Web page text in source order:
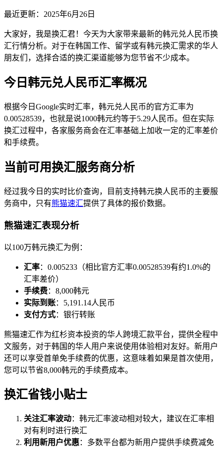
最近更新： 2025年6月26日
大家好，我是换汇君！今天为大家带来最新的韩元兑人民币换
汇行情分析。对于在韩国工作、留学或有韩元换汇需求的华人
朋友们，选择合适的换汇渠道能够为您节省不少成本。
今日韩元兑人民币汇率概况
根据今日Google实时汇率，韩元兑人民币的官方汇率为
0.00528539，也就是说1000韩元约等于5.29人民币。但在实际
换汇过程中，各家服务商会在汇率基础上加收一定的汇率差价
和手续费。
当前可用换汇服务商分析
经过我今日的实时比价查询，目前支持韩元换人民币的主要服
务商中，只有熊猫速汇提供了具体的报价数据。
熊猫速汇表现分析
以100万韩元换汇为例：
汇率：0.005233（相比官方汇率0.00528539有约1.0%的
汇率差价）
手续费：8,000韩元
实际到账：5,191.14人民币
支付方式：银行转账
熊猫速汇作为红杉资本投资的华人跨境汇款平台，提供全程中
文服务，对于韩国的华人用户来说使用体验相对友好。新用户
还可以享受首单免手续费的优惠，这意味着如果是首次使用，
您可以节省8,000韩元的手续费成本。
换汇省钱小贴士
关注汇率波动：韩元汇率波动相对较大，建议在汇率相
对有利时进行换汇
利用新用户优惠：多数平台都为新用户提供手续费减免